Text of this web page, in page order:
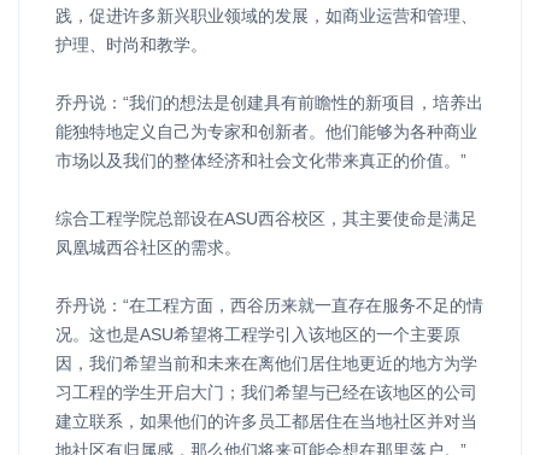
践，促进许多新兴职业领域的发展，如商业运营和管理、
护理、时尚和教学。
乔丹说：“我们的想法是创建具有前瞻性的新项目，培养出
能独特地定义自己为专家和创新者。他们能够为各种商业
市场以及我们的整体经济和社会文化带来真正的价值。”
综合工程学院总部设在ASU西谷校区，其主要使命是满足
凤凰城西谷社区的需求。
乔丹说：“在工程方面，西谷历来就一直存在服务不足的情
况。这也是ASU希望将工程学引入该地区的一个主要原
因，我们希望当前和未来在离他们居住地更近的地方为学
习工程的学生开启大门；我们希望与已经在该地区的公司
建立联系，如果他们的许多员工都居住在当地社区并对当